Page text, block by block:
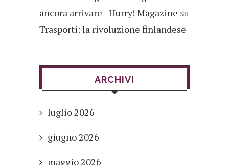
ancora arrivare - Hurry! Magazine su
Trasporti: la rivoluzione finlandese
ARCHIVI
luglio 2026
giugno 2026
maggio 2026